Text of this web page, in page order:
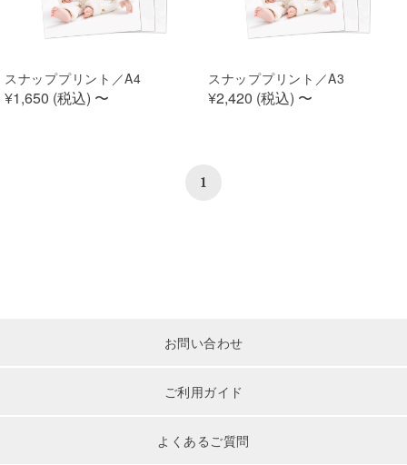
スナッププリント／A4
¥1,650 (税込) 〜
スナッププリント／A3
¥2,420 (税込) 〜
1
お問い合わせ
ご利用ガイド
よくあるご質問